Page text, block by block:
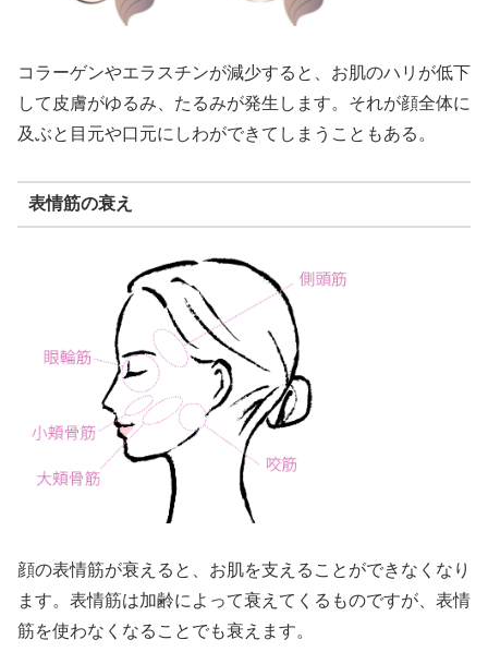
コラーゲンやエラスチンが減少すると、お肌のハリが低下
して皮膚がゆるみ、たるみが発生します。それが顔全体に
及ぶと目元や口元にしわができてしまうこともある。
表情筋の衰え
顔の表情筋が衰えると、お肌を支えることができなくなり
ます。表情筋は加齢によって衰えてくるものですが、表情
筋を使わなくなることでも衰えます。